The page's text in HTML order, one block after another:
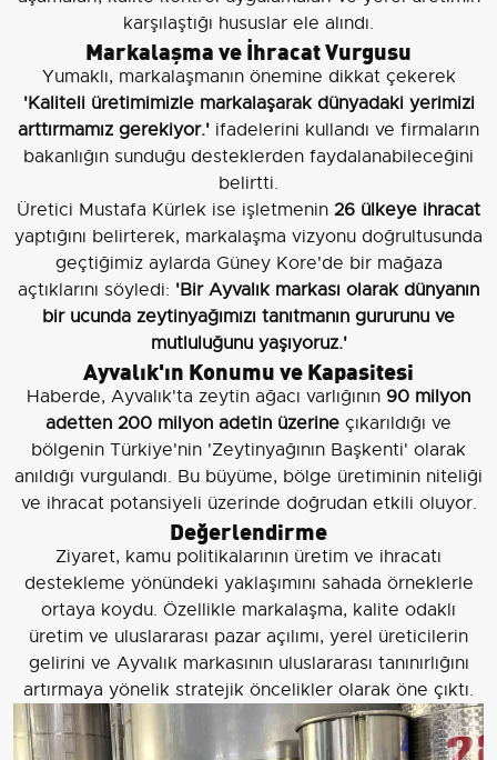
karşılaştığı hususlar ele alındı.
Markalaşma ve İhracat Vurgusu
Yumaklı, markalaşmanın önemine dikkat çekerek
'Kaliteli üretimimizle markalaşarak dünyadaki yerimizi
arttırmamız gerekiyor.' ifadelerini kullandı ve firmaların
bakanlığın sunduğu desteklerden faydalanabileceğini
belirtti.
Üretici Mustafa Kürlek ise işletmenin 26 ülkeye ihracat
yaptığını belirterek, markalaşma vizyonu doğrultusunda
geçtiğimiz aylarda Güney Kore'de bir mağaza
açtıklarını söyledi: 'Bir Ayvalık markası olarak dünyanın
bir ucunda zeytinyağımızı tanıtmanın gururunu ve
mutluluğunu yaşıyoruz.'
Ayvalık'ın Konumu ve Kapasitesi
Haberde, Ayvalık'ta zeytin ağacı varlığının 90 milyon
adetten 200 milyon adetin üzerine çıkarıldığı ve
bölgenin Türkiye'nin 'Zeytinyağının Başkenti' olarak
anıldığı vurgulandı. Bu büyüme, bölge üretiminin niteliği
ve ihracat potansiyeli üzerinde doğrudan etkili oluyor.
Değerlendirme
Ziyaret, kamu politikalarının üretim ve ihracatı
destekleme yönündeki yaklaşımını sahada örneklerle
ortaya koydu. Özellikle markalaşma, kalite odaklı
üretim ve uluslararası pazar açılımı, yerel üreticilerin
gelirini ve Ayvalık markasının uluslararası tanınırlığını
artırmaya yönelik stratejik öncelikler olarak öne çıktı.